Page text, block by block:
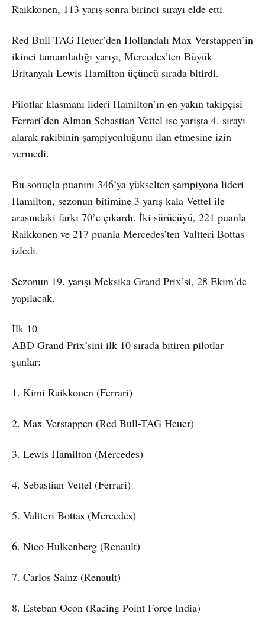
Raikkonen, 113 yarış sonra birinci sırayı elde etti.
Red Bull-TAG Heuer’den Hollandalı Max Verstappen’in
ikinci tamamladığı yarışı, Mercedes’ten Büyük
Britanyalı Lewis Hamilton üçüncü sırada bitirdi.
Pilotlar klasmanı lideri Hamilton’ın en yakın takipçisi
Ferrari’den Alman Sebastian Vettel ise yarışta 4. sırayı
alarak rakibinin şampiyonluğunu ilan etmesine izin
vermedi.
Bu sonuçla puanını 346’ya yükselten şampiyona lideri
Hamilton, sezonun bitimine 3 yarış kala Vettel ile
arasındaki farkı 70’e çıkardı. İki sürücüyü, 221 puanla
Raikkonen ve 217 puanla Mercedes’ten Valtteri Bottas
izledi.
Sezonun 19. yarışı Meksika Grand Prix’si, 28 Ekim’de
yapılacak.
İlk 10
ABD Grand Prix’sini ilk 10 sırada bitiren pilotlar
şunlar:
1. Kimi Raikkonen (Ferrari)
2. Max Verstappen (Red Bull-TAG Heuer)
3. Lewis Hamilton (Mercedes)
4. Sebastian Vettel (Ferrari)
5. Valtteri Bottas (Mercedes)
6. Nico Hulkenberg (Renault)
7. Carlos Sainz (Renault)
8. Esteban Ocon (Racing Point Force India)